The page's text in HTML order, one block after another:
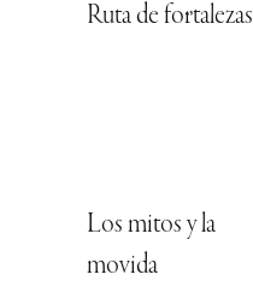
Ruta de fortalezas
Los mitos y la
movida